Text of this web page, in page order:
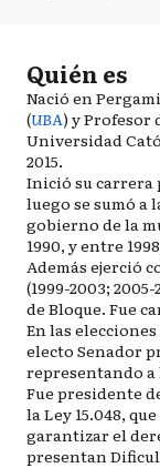
Quién es
Nació en
(UBA) y Profesor
Universidad
2015.
Inició su carrera
luego se sumó a
gobierno de la
1990, y entre
Además ejerció
(1999-2003;
de Bloque. Fue
En las
electo Senador
representando a
Fue presidente
la Ley 15.048,
garantizar el
presentan